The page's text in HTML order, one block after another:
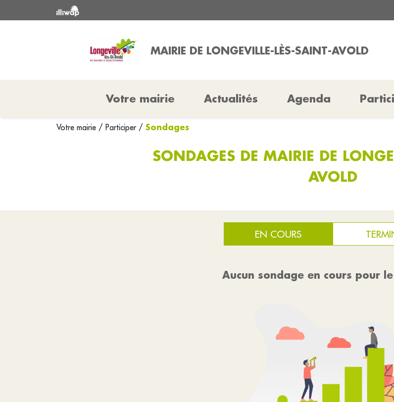
MAIRIE DE LONGEVILLE-LÈS-SAINT-AVOLD
Votre mairie Actualités Agenda
Votre mairie / Participer/ Sondages
SONDAGES DE MAIRIE DE
AVOLD
EN COURS
Aucun sondage en cours pour